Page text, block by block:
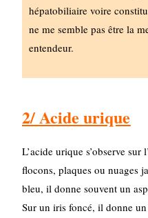
hépatobiliaire voire
ne me semble pas être la
entendeur.
2/ Acide urique
L’acide urique s’observe
flocons, plaques ou nuages
bleu, il donne souvent un
Sur un iris foncé, il donne